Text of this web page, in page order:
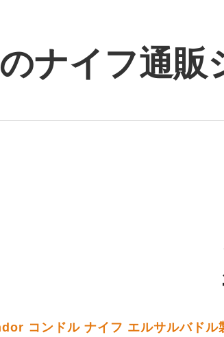
ナイフ通
コンドル ナイフ エルサルバド